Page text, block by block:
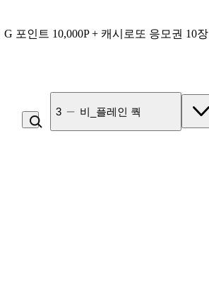
G 포인트 10,000P + 캐시로또 응모권 10장
3 비_플레인 쿽